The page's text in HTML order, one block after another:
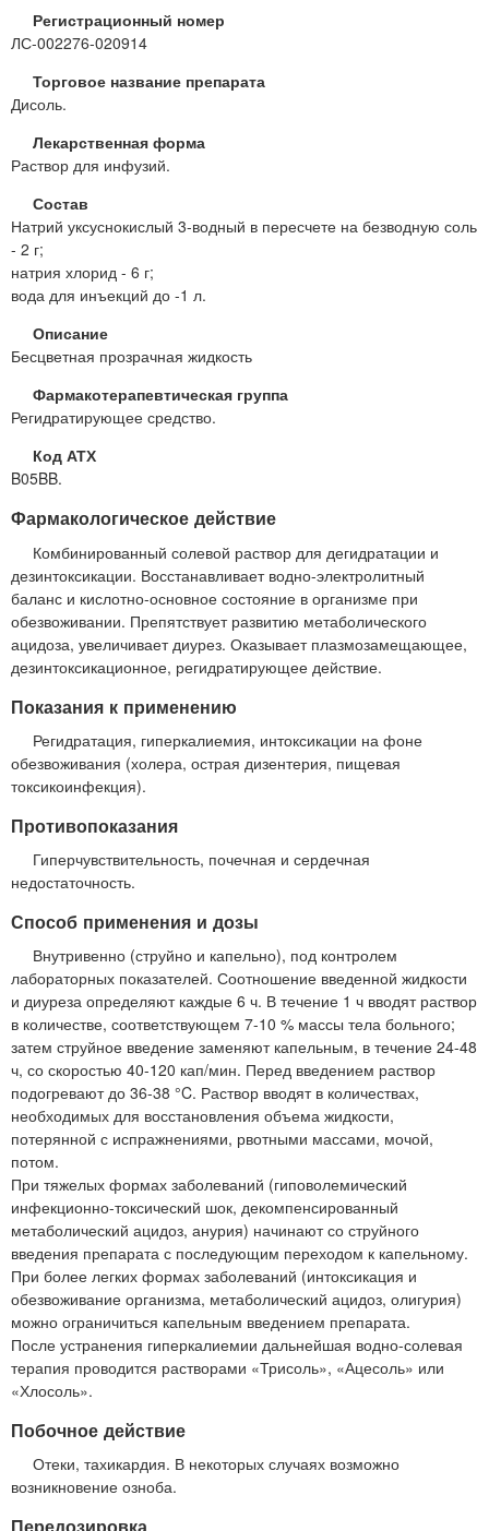
Регистрационный номер
ЛС-002276-020914
Торговое название препарата
Дисоль.
Лекарственная форма
Раствор для инфузий.
Состав
Натрий уксуснокислый 3-водный в пересчете на безводную соль
- 2 г;
натрия хлорид - 6 г;
вода для инъекций до -1 л.
Описание
Бесцветная прозрачная жидкость
Фармакотерапевтическая группа
Регидратирующее средство.
Код АТХ
B05BB.
Фармакологическое действие
Комбинированный солевой раствор для дегидратации и
дезинтоксикации. Восстанавливает водно-электролитный
баланс и кислотно-основное состояние в организме при
обезвоживании. Препятствует развитию метаболического
ацидоза, увеличивает диурез. Оказывает плазмозамещающее,
дезинтоксикационное, регидратирующее действие.
Показания к применению
Регидратация, гиперкалиемия, интоксикации на фоне
обезвоживания (холера, острая дизентерия, пищевая
токсикоинфекция).
Противопоказания
Гиперчувствительность, почечная и сердечная
недостаточность.
Способ применения и дозы
Внутривенно (струйно и капельно), под контролем
лабораторных показателей. Соотношение введенной жидкости
и диуреза определяют каждые 6 ч. В течение 1 ч вводят раствор
в количестве, соответствующем 7-10 % массы тела больного;
затем струйное введение заменяют капельным, в течение 24-48
ч, со скоростью 40-120 кап/мин. Перед введением раствор
подогревают до 36-38 °C. Раствор вводят в количествах,
необходимых для восстановления объема жидкости,
потерянной с испражнениями, рвотными массами, мочой,
потом.
При тяжелых формах заболеваний (гиповолемический
инфекционно-токсический шок, декомпенсированный
метаболический ацидоз, анурия) начинают со струйного
введения препарата с последующим переходом к капельному.
При более легких формах заболеваний (интоксикация и
обезвоживание организма, метаболический ацидоз, олигурия)
можно ограничиться капельным введением препарата.
После устранения гиперкалиемии дальнейшая водно-солевая
терапия проводится растворами «Трисоль», «Ацесоль» или
«Хлосоль».
Побочное действие
Отеки, тахикардия. В некоторых случаях возможно
возникновение озноба.